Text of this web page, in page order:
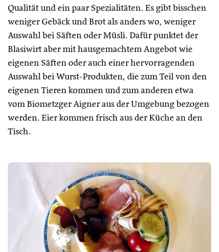
Qualität und ein paar Spezialitäten. Es gibt bisschen
weniger Gebäck und Brot als anders wo, weniger
Auswahl bei Säften oder Müsli. Dafür punktet der
Blasiwirt aber mit hausgemachtem Angebot wie
eigenen Säften oder auch einer hervorragenden
Auswahl bei Wurst-Produkten, die zum Teil von den
eigenen Tieren kommen und zum anderen etwa
vom Biometzger Aigner aus der Umgebung bezogen
werden. Eier kommen frisch aus der Küche an den
Tisch.